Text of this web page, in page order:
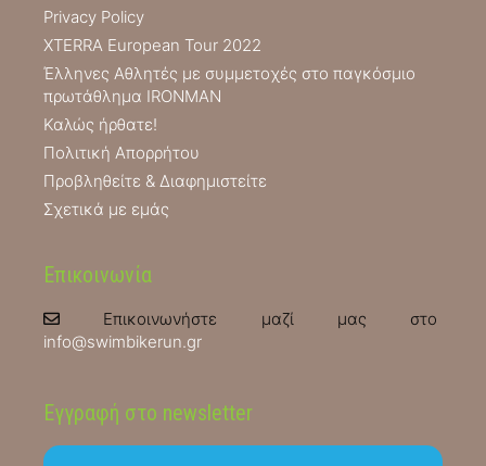
Privacy Policy
XTERRA European Tour 2022
Έλληνες Αθλητές με συμμετοχές στο παγκόσμιο
πρωτάθλημα IRONMAN
Καλώς ήρθατε!
Πολιτική Απορρήτου
Προβληθείτε & Διαφημιστείτε
Σχετικά με εμάς
Επικοινωνία
Επικοινωνήστε μαζί μας στο
info@swimbikerun.gr
Εγγραφή στο newsletter